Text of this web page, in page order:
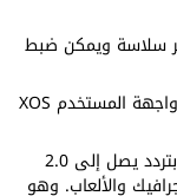
لتجربة أكثر سلاسة ويمكن ضبط
نظام التشغيل اندرويد 13 الأحدث حالياً بينما واجهة المستخدم XOS
المعالج ميدياتك هيليو جي 88 ثماني النواة بتردد يصل إلى 2.0
والألعاب. وهو